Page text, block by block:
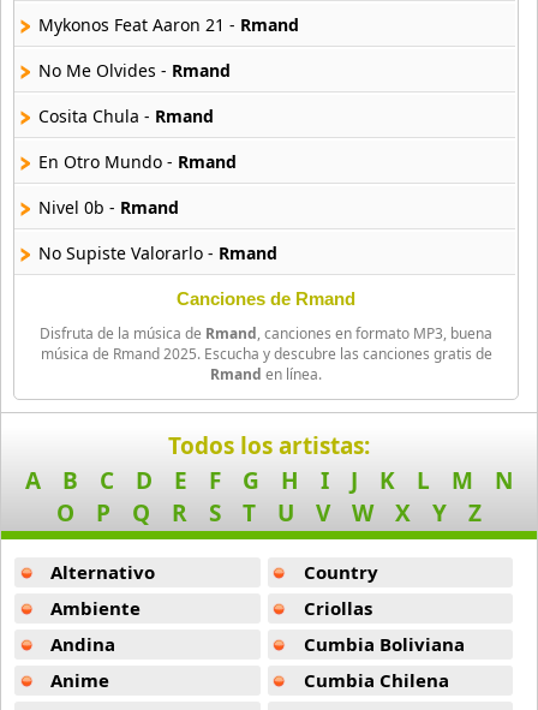
Benson Boone
16 músicas online
Beret
50 músicas online
Big Time Rush
14 músicas online
Bikeride
Billie Eilish
Black Dub
11 músicas online
Blackbird Blackbird
Bob
Mykonos Feat Aaron 21 - Rmand
No Me Olvides - Rmand
Cosita Chula - Rmand
En Otro Mundo - Rmand
Nivel 0b - Rmand
No Supiste Valorarlo - Rmand
Pegate Feat Wilson Tgb -Rmand
Rmand
Vuelvo A Mi -Rmand
Aprovechame Feat Gian Dalessandro -Rmand
Ay Bendito Feat Aaron 21 -
Rmand
Bugatti Feat Jotaerre -
Rmand
Canciones de Rmand
Disfruta de la música de Rmand, canciones en formato MP3, buena
música de Rmand 2025. Escucha y descubre las canciones gratis de
Rmand en línea.
Todos los artistas:
A
B C D E F G H I J K L M
N
O
P Q R S T U V W X Y Z
Alternativo
Ambiente
Andina
Anime
Country
Criollas
Cumbia Boliviana
Cumbia Chilena